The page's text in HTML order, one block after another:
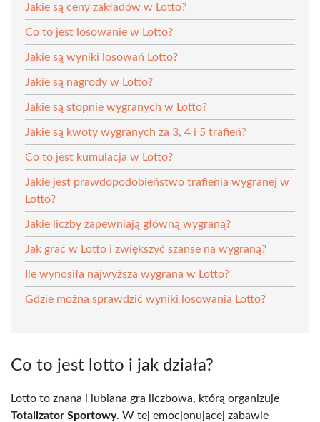
Jakie są ceny zakładów w Lotto?
Co to jest losowanie w Lotto?
Jakie są wyniki losowań Lotto?
Jakie są nagrody w Lotto?
Jakie są stopnie wygranych w Lotto?
Jakie są kwoty wygranych za 3, 4 i 5 trafień?
Co to jest kumulacja w Lotto?
Jakie jest prawdopodobieństwo trafienia wygranej w
Lotto?
Jakie liczby zapewniają główną wygraną?
Jak grać w Lotto i zwiększyć szanse na wygraną?
Ile wynosiła najwyższa wygrana w Lotto?
Gdzie można sprawdzić wyniki losowania Lotto?
Co to jest lotto i jak działa?
Lotto to znana i lubiana gra liczbowa, którą organizuje
Totalizator Sportowy. W tej emocjonującej zabawie